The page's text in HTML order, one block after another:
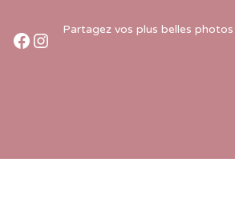
Partagez vos plus belles